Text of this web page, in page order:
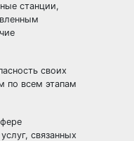
станции,
своих
по всем этапам
связанных